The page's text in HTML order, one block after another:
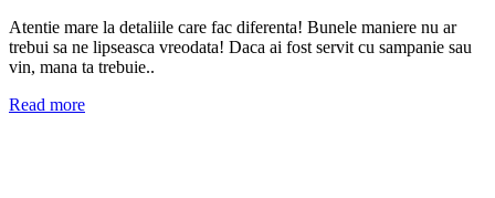
Atentie mare la detaliile care fac diferenta! Bunele maniere nu ar
trebui sa ne lipseasca vreodata! Daca ai fost servit cu sampanie sau
vin, mana ta trebuie..
Read more